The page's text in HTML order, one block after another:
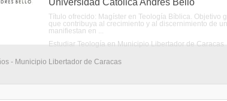
Universidad Católica Andrés Bello
Título ofrecido: Magíster en Teología Bíblica.
que contribuya al crecimiento y al discernimiento de
manifiestan en ...
Estudiar Teología en Municipio Libertador de Caracas
- Municipio Libertador de Caracas